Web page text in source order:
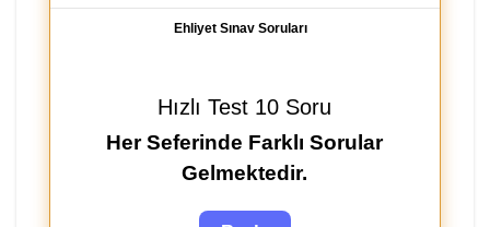
Ehliyet Sınav Soruları
Hızlı Test 10 Soru
Her Seferinde Farklı Sorular
Gelmektedir.